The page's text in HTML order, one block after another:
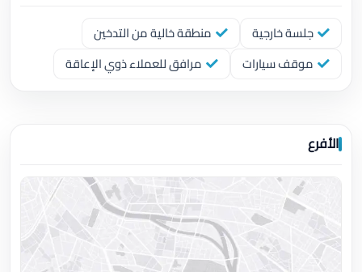
جلسة خارجية
منطقة خالية من التدخين
موقف سيارات
مرافق للعملاء ذوي الإعاقة
الأفرع